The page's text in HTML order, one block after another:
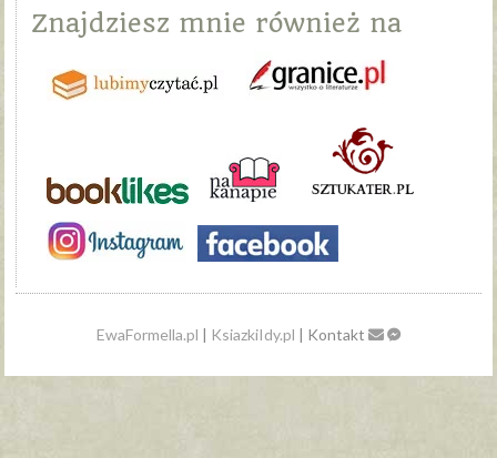
Znajdziesz mnie również na
EwaFormella.pl | KsiazkiIdy.pl | Kontakt